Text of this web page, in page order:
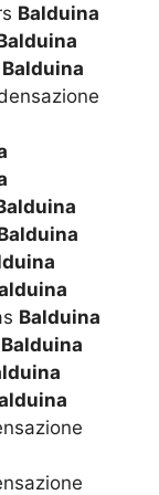
Balduina
Balduina
Balduina
Balduina